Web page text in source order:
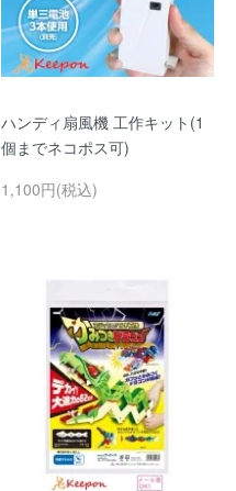
ハンディ扇風機 工作キット(1
個までネコポス可)
1,100円(税込)